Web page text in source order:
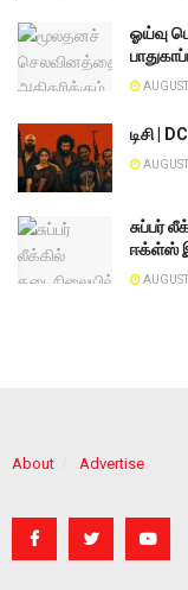
ஓய்வு
டிசி |
சுப்பர்
ஈக்ள்ஸ்
About Advertise